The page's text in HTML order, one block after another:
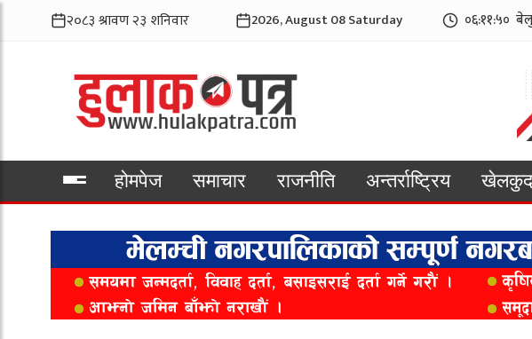
2026, August 08 Saturday ०६:११:५२
होमपेज समाचार राजनीति अन्तर्राष्ट्रिय खेलकुद